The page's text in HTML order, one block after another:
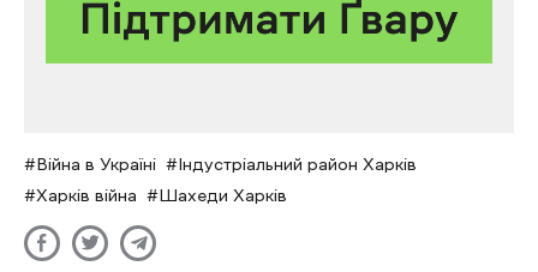
Війна в Україні
Індустріальний район Харків
Харків війна
Шахеди Харків